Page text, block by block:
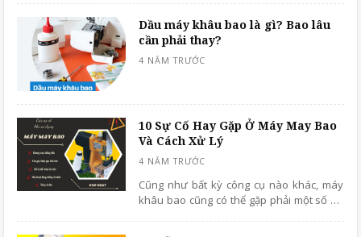
mí cho bạn cách lựa chọn được sản phẩm
chất lượng tốt, phù hợp với yêu cầu sử
dụng. Xem ngay nhé!
Dầu máy khâu bao là gì? Bao lâu
cần phải thay?
10 Sự Cố Hay Gặp Ở Máy May Bao
Và Cách Xử Lý
Cũng như bất kỳ công cụ nào khác, máy
khâu bao cũng có thể gặp phải một số sự